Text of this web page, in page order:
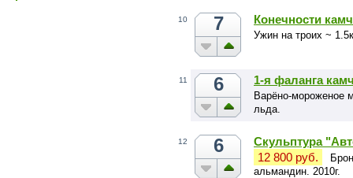
10 7 Конечности
Ужин на троих ~
11 6 1-я фаланга
Варёно-мороженое
льда.
12 6
Скульптура
12 800 руб.
альмандин. 2010г.